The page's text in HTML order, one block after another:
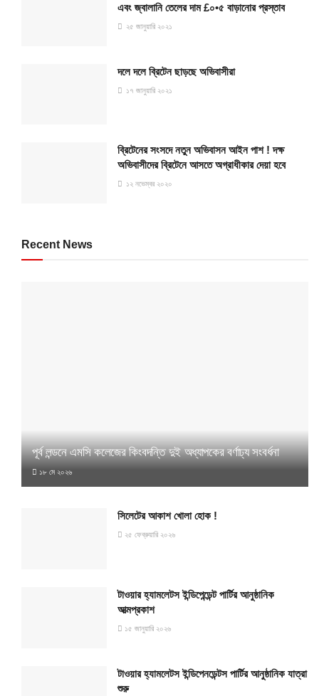
এবং জ্বালানি তেলের দাম £০•৫ বাড়ানোর প্রস্তাব
২৫ জানুয়ারি ২০২১
দলে দলে ব্রিটেন ছাড়ছে অভিবাসীরা
১৭ জানুয়ারি ২০২১
ব্রিটেনের সংসদে নতুন অভিবাসন আইন পাশ ! দক্ষ
অভিবাসীদের ব্রিটেনে আসতে অগ্রাধীকার দেয়া হবে
১২ নভেম্বর ২০২০
Recent News
পূর্ব লন্ডনে এমসি কলেজের কিংবদন্তি দুই অধ্যাপকের বর্ণাঢ্য সংবর্ধনা
১৮ মে ২০২৬
সিলেটের আকাশ খোলা হোক !
২৫ ফেব্রুয়ারি ২০২৬
টাওয়ার হ্যামলেটস ইন্ডিপেন্ডেন্ট পার্টির আনুষ্ঠানিক
আত্মপ্রকাশ
১৫ জানুয়ারি ২০২৬
টাওয়ার হ্যামলেটস ইন্ডিপেনডেন্টস পার্টির আনুষ্ঠানিক যাত্রা
শুরু